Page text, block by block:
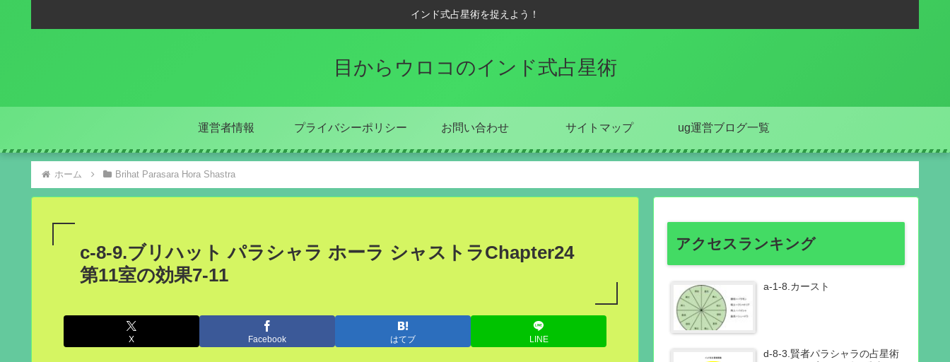
インド式占星術を捉えよう！
目からウロコのインド式占星術
運営者情報 プライバシーポリシー お問い合わせ サイトマップ ug運営ブログ一覧
ホーム Brihat Parasara Hora Shastra
c-8-9.ブリハット パラシャラ ホーラ シャストラChapter24
第11室の効果7-11
X Facebook はてブ LINE
アクセスランキング
a-1-8.カースト
d-8-3.賢者パラシャラの占星術